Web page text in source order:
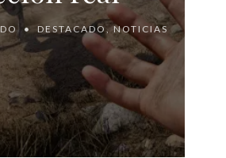
DESTACADO ,NOTICIAS